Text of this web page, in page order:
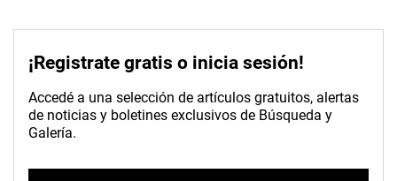
¡Registrate gratis o inicia sesión!
Accedé a una selección de artículos gratuitos, alertas
de noticias y boletines exclusivos de Búsqueda y
Galería.